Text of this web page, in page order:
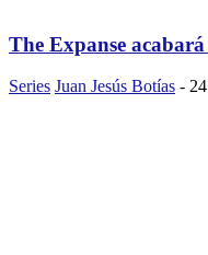
The Expanse
Series Juan Jesús Botías -